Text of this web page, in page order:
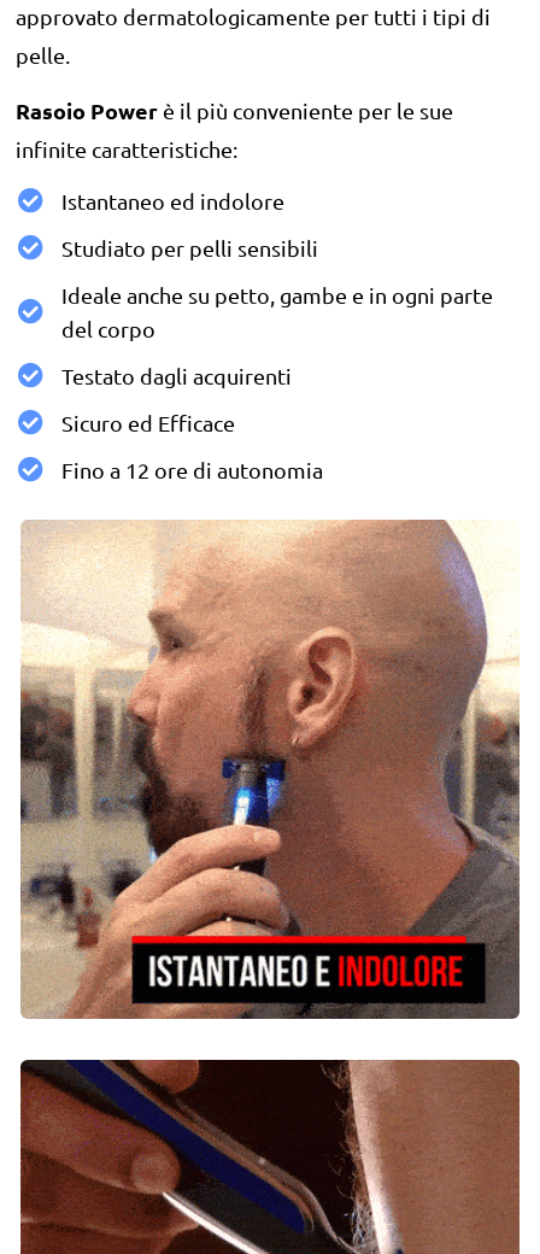
approvato dermatologicamente per tutti i tipi di
pelle.
Rasoio Power è il più conveniente per le sue
infinite caratteristiche:
Istantaneo ed indolore
Studiato per pelli sensibili
Ideale anche su petto, gambe e in ogni parte
del corpo
Testato dagli acquirenti
Sicuro ed Efficace
Fino a 12 ore di autonomia